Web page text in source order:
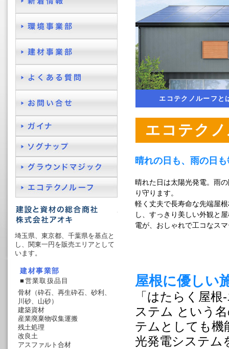
屋根材型太陽光発電システムのエ
埼玉県、東京都、千葉県を基点と
し、関東一円を販売エリアとして
います。
建材事業部
■営業取扱品目
骨材（砕石、再生砕石、砂利、
川砂、山砂）
建築資材
産業廃棄物収集運搬
残土処理
改良土
アスファルト合材
エコテクノルーフと
エコテク
晴れの日も、雨の日
晴れた日は太陽光発電。雨
り守ります。
軽く丈夫で長寿命な先端屋
し、すっきり美しい外観と
電が、おしゃれで工コなス
屋根に優しい
「はたらく屋
ステム という
テムとしても機
光発電システム